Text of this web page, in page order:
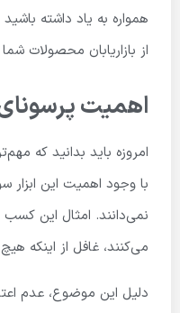
همواره به یاد داشته
از بازاریابان محصولات
اهمیت
امروزه باید بدانید که
با وجود اهمیت این
نمی‌دانند. امثال این
می‌کنند، غافل از اینکه
دلیل این موضوع، عدم